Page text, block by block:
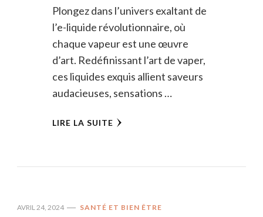
Plongez dans l’univers exaltant de
l’e-liquide révolutionnaire, où
chaque vapeur est une œuvre
d’art. Redéfinissant l’art de vaper,
ces liquides exquis allient saveurs
audacieuses, sensations …
LIRE LA SUITE
AVRIL 24, 2024 SANTÉ ET BIEN ÊTRE